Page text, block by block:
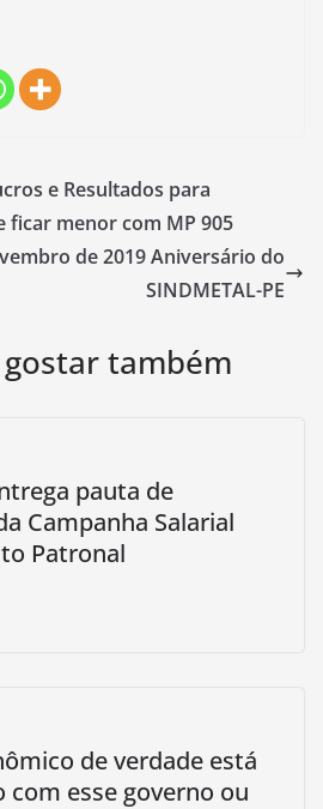
e Resultados para
ficar menor com MP 905
de 2019 Aniversário do
SINDMETAL-PE
também
pauta de
Campanha Salarial
Patronal
de verdade está
com esse governo ou